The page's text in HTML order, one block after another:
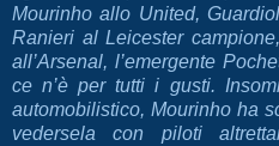
Mourinho allo United,
Ranieri al Leicester
all’Arsenal, l’emergente
ce n’è per tutti i gusti.
automobilistico, Mourinho ha
vedersela con piloti